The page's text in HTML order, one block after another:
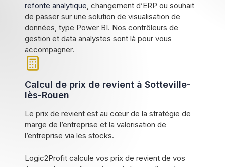
refonte analytique, changement d’ERP ou souhait
de passer sur une solution de visualisation de
données, type Power BI. Nos contrôleurs de
gestion et data analystes sont là pour vous
accompagner.
Calcul de prix de revient à Sotteville-
lès-Rouen
Le prix de revient est au cœur de la stratégie de
marge de l’entreprise et la valorisation de
l’entreprise via les stocks.
Logic2Profit calcule vos prix de revient de vos